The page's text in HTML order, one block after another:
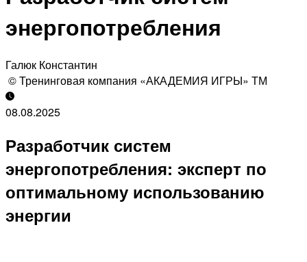
энергопотребления
Галюк Константин
© Тренинговая компания «АКАДЕМИЯ ИГРЫ» ТМ
08.08.2025
Разработчик систем
энергопотребления: эксперт по
оптимальному использованию
энергии